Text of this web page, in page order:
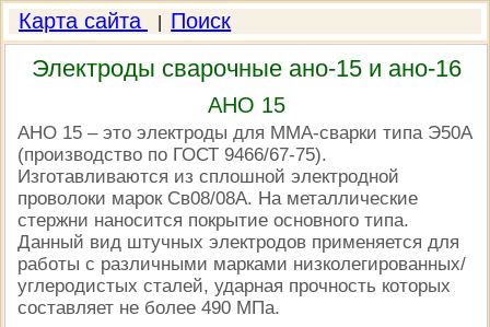
Карта сайта Поиск
Электроды сварочные ано-15 и ано-16
АНО 15
АНО 15 – это электроды для ММА-сварки типа Э50А
(производство по ГОСТ 9466/67-75).
Изготавливаются из сплошной электродной
проволоки марок Св08/08А. На металлические
стержни наносится покрытие основного типа.
Данный вид штучных электродов применяется для
работы с различными марками низколегированных/
углеродистых сталей, ударная прочность которых
составляет не более 490 МПа.